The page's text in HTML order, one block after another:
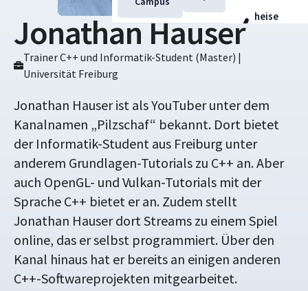
heise
Jonathan Hauser
Trainer C++ und Informatik-Student (Master) |
Universität Freiburg
Jonathan Hauser ist als YouTuber unter dem
Kanalnamen „Pilzschaf“ bekannt. Dort bietet
der Informatik-Student aus Freiburg unter
anderem Grundlagen-Tutorials zu C++ an. Aber
auch OpenGL- und Vulkan-Tutorials mit der
Sprache C++ bietet er an. Zudem stellt
Jonathan Hauser dort Streams zu einem Spiel
online, das er selbst programmiert. Über den
Kanal hinaus hat er bereits an einigen anderen
C++-Softwareprojekten mitgearbeitet.